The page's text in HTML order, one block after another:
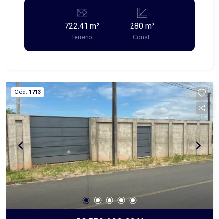
722.41 m²
Terreno
280 m²
Const.
Cód. 1713